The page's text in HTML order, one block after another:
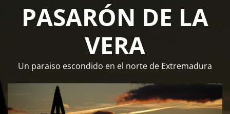
PASARÓN DE LA
VERA
Un paraiso escondido en el norte de Extremadura